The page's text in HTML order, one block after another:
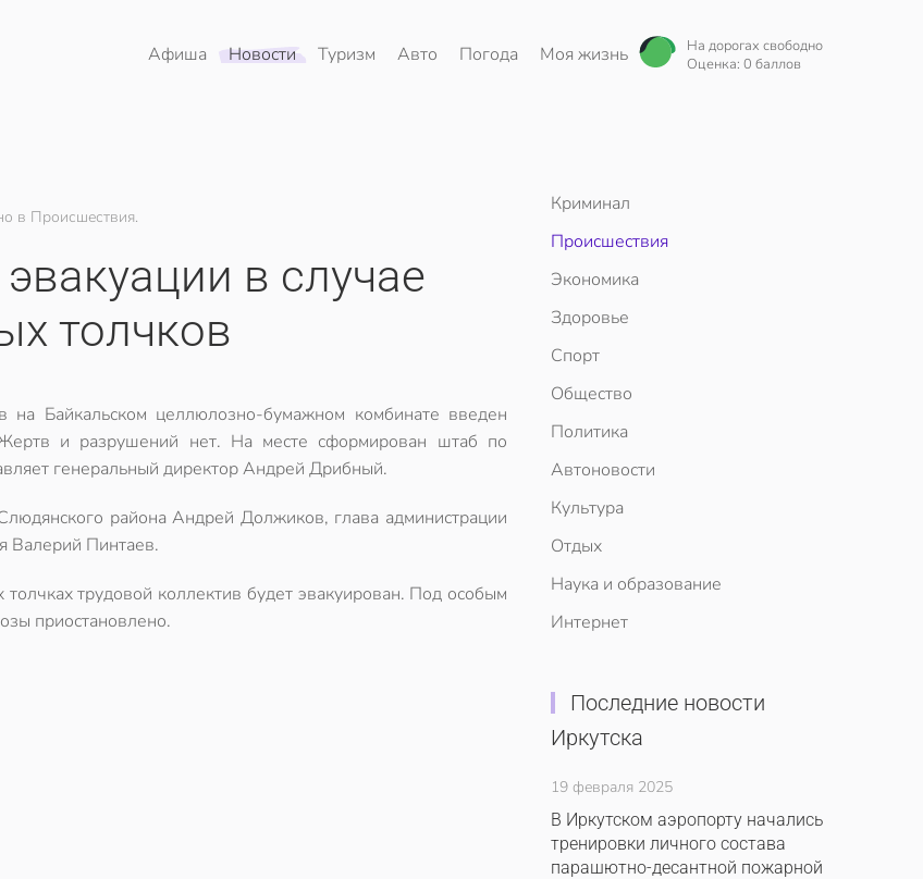
Афиша Новости Туризм Авто Погода Моя жизнь
На дорогах свободно
Оценка: 0 баллов
в Происшествия.
в случае
толчков
на Байкальском целлюлозно-бумажном комбинате введен
и разрушений нет. На месте сформирован штаб по
генеральный директор Андрей Дрибный.
района Андрей Должиков, глава администрации
Валерий Пинтаев.
трудовой коллектив будет эвакуирован. Под особым
приостановлено.
Криминал
Происшествия
Экономика
Здоровье
Спорт
Общество
Политика
Автоновости
Культура
Отдых
Наука и образование
Интернет
Последние новости
Иркутска
19 февраля 2025
В Иркутском аэропорту начались
тренировки личного состава
парашютно-десантной пожарной